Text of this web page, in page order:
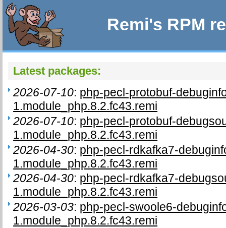
Remi's RPM
Latest packages:
2026-07-10: php-pecl-protobuf-
1.module_php.8.2.fc43.remi
2026-07-10: php-pecl-protobuf-
1.module_php.8.2.fc43.remi
2026-04-30: php-pecl-rdkafka7-
1.module_php.8.2.fc43.remi
2026-04-30: php-pecl-rdkafka7-
1.module_php.8.2.fc43.remi
2026-03-03: php-pecl-swoole6-
1.module_php.8.2.fc43.remi